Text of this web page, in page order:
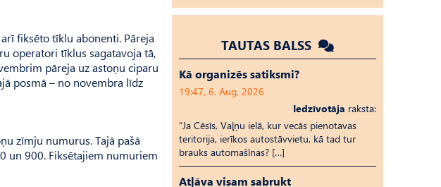
fiksēto tīklu abonenti. Pāreja
operatori tīklus sagatavoja tā,
pāreja uz astoņu ciparu
posmā – no novembra līdz
zīmju numurus. Tajā pašā
un 900. Fiksētajiem numuriem
TAUTAS BALSS
Kā organizēs satiksmi?
19:47, 6. Aug, 2026
Iedzīvotāja raksta:
“Ja Cēsīs, Vaļņu ielā, kur vecās pienotavas
teritorija, ierīkos autostāvvietu, kā tad tur
brauks automašīnas? […]
Atļāva visam sabrukt